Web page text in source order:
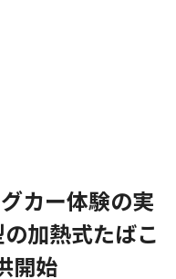
カー体験の実
加熱式たばこ
開始